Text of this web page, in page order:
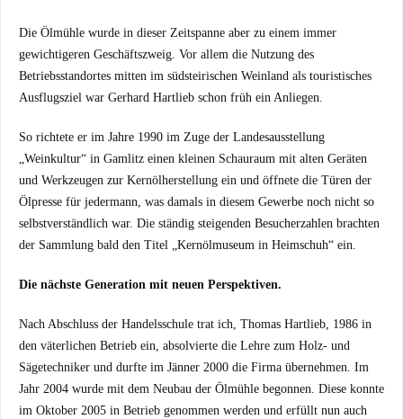
Die Ölmühle wurde in dieser Zeitspanne aber zu einem immer
gewichtigeren Geschäftszweig. Vor allem die Nutzung des
Betriebsstandortes mitten im südsteirischen Weinland als touristisches
Ausflugsziel war Gerhard Hartlieb schon früh ein Anliegen.
So richtete er im Jahre 1990 im Zuge der Landesausstellung
„Weinkultur“ in Gamlitz einen kleinen Schauraum mit alten Geräten
und Werkzeugen zur Kernölherstellung ein und öffnete die Türen der
Ölpresse für jedermann, was damals in diesem Gewerbe noch nicht so
selbstverständlich war. Die ständig steigenden Besucherzahlen brachten
der Sammlung bald den Titel „Kernölmuseum in Heimschuh“ ein.
Die nächste Generation mit neuen Perspektiven.
Nach Abschluss der Handelsschule trat ich, Thomas Hartlieb, 1986 in
den väterlichen Betrieb ein, absolvierte die Lehre zum Holz- und
Sägetechniker und durfte im Jänner 2000 die Firma übernehmen. Im
Jahr 2004 wurde mit dem Neubau der Ölmühle begonnen. Diese konnte
im Oktober 2005 in Betrieb genommen werden und erfüllt nun auch